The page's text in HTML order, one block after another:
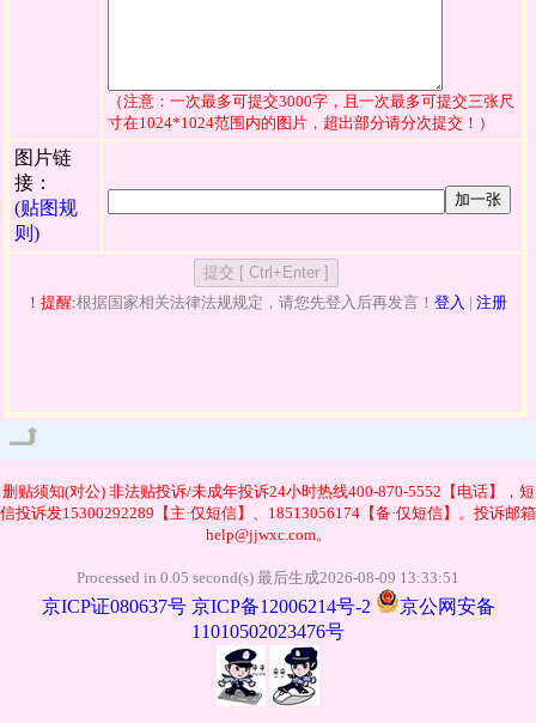
（注意：一次最多可提交3000字，且一次最多可提交三张尺
寸在1024*1024范围内的图片，超出部分请分次提交！）
图片链
接：
(贴图规
则)
加一张
！提醒:根据国家相关法律法规规定，请您先登入后再发言！ 登入 | 注册
删贴须知(对公)非法贴投诉/未成年投诉24小时热线400-870-5552【电话】，短
信投诉发15300292289【主·仅短信】、18513056174【备·仅短信】。投诉邮箱
help@jjwxc.com。
Processed in 0.05 second(s) 最后生成2026-08-09 13:33:51
京ICP证080637号 京ICP备12006214号-2
京公网安备
11010502023476号